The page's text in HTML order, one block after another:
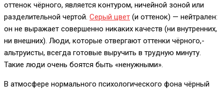
оттенок чёрного, является контуром, ничейной зоной или
разделительной чертой. Серый цвет (и оттенок) — нейтрален:
он не выражает совершенно никаких качеств (ни внутренних,
ни внешних). Люди, которые отвергают оттенки чёрного,-
альтруисты, всегда готовые выручить в трудную минуту.
Такие люди очень боятся быть «ненужными».
В атмосфере нормального психологического фона чёрный